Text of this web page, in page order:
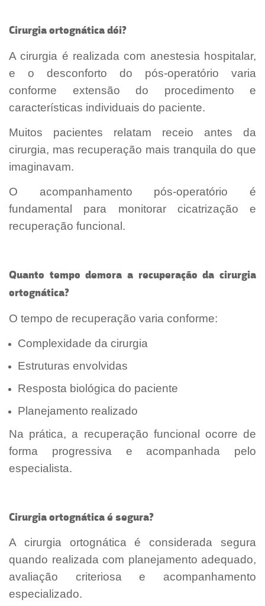
Cirurgia ortognática dói?
A cirurgia é realizada com anestesia hospitalar,
e o desconforto do pós-operatório varia
conforme extensão do procedimento e
características individuais do paciente.
Muitos pacientes relatam receio antes da
cirurgia, mas recuperação mais tranquila do que
imaginavam.
O acompanhamento pós-operatório é
fundamental para monitorar cicatrização e
recuperação funcional.
Quanto tempo demora a recuperação da cirurgia
ortognática?
O tempo de recuperação varia conforme:
Complexidade da cirurgia
Estruturas envolvidas
Resposta biológica do paciente
Planejamento realizado
Na prática, a recuperação funcional ocorre de
forma progressiva e acompanhada pelo
especialista.
Cirurgia ortognática é segura?
A cirurgia ortognática é considerada segura
quando realizada com planejamento adequado,
avaliação criteriosa e acompanhamento
especializado.